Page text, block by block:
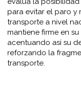
para evitar el paro y
transporte a nivel
mantiene firme en
acentuando así su
reforzando la
transporte.